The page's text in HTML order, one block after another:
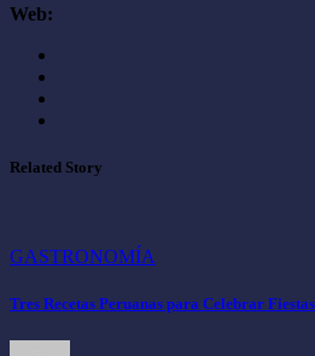
Web:
Related Story
GASTRONOMÍA
Tres Recetas Peruanas para Celebrar